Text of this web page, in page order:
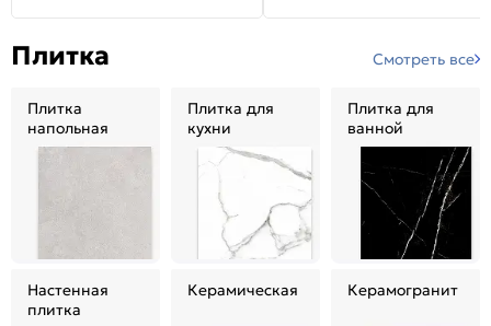
Плитка Смотреть все
Плитка
напольная
Плитка для
кухни
Плитка для
ванной
Настенная
плитка
Керамическая Керамогранит